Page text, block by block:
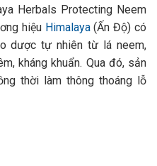
Herbals Protecting Neem
hiệu Himalaya(Ấn Độ) có
dược tự nhiên từ lá neem,
kháng khuẩn. Qua đó, sản
thời làm thông thoáng lỗ